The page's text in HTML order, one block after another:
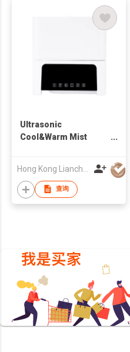
Ultrasonic
Cool&Warm Mist
查询